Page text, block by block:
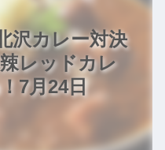
沢カレー対決
レッドカレ
7月24日